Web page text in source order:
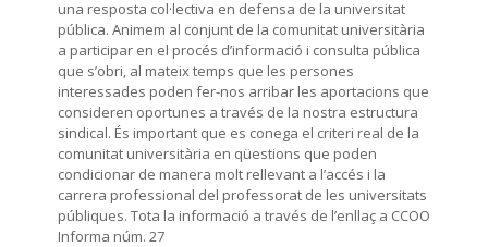
una resposta col·lectiva en defensa de la universitat
pública. Animem al conjunt de la comunitat universitària
a participar en el procés d’informació i consulta pública
que s’obri, al mateix temps que les persones
interessades poden fer-nos arribar les aportacions que
consideren oportunes a través de la nostra estructura
sindical. És important que es conega el criteri real de la
comunitat universitària en qüestions que poden
condicionar de manera molt rellevant a l’accés i la
carrera professional del professorat de les universitats
públiques. Tota la informació a través de l’enllaç a CCOO
Informa núm. 27